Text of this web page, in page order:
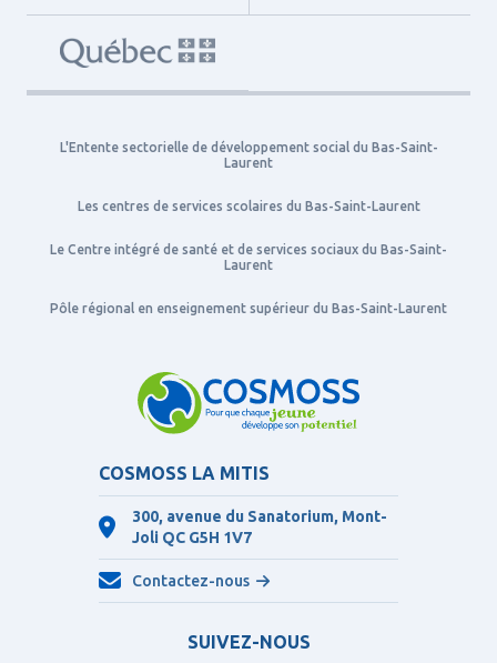
L'Entente sectorielle de développement social du Bas-Saint-
Laurent
Les centres de services scolaires du Bas-Saint-Laurent
Le Centre intégré de santé et de services sociaux du Bas-Saint-
Laurent
Pôle régional en enseignement supérieur du Bas-Saint-Laurent
COSMOSS LA MITIS
300, avenue du Sanatorium, Mont-
Joli QC G5H 1V7
Contactez-nous
SUIVEZ-NOUS